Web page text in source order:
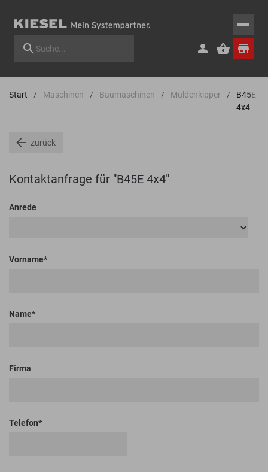
Start Maschinen Baumaschinen Muldenkipper
B45E
4x4
zurück
Kontaktanfrage für "B45E 4x4"
Anrede
Vorname
Name
Firma
Telefon